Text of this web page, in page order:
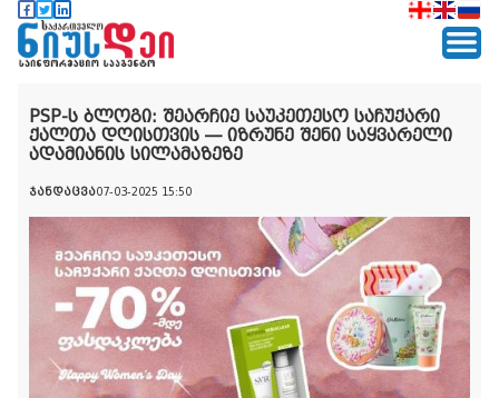
PSP-ს ბლოგი: შეარჩიე საუკეთესო საჩუქარი
ქალთა დღისთვის — იზრუნე შენი საყვარელი
ადამიანის სილამაზეზე
ჯანდაცვა07-03-2025 15:50